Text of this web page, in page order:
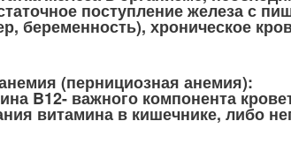
поступление железа с
беременность), хроническое
(пернициозная анемия):
B12- важного компонента
витамина в кишечнике, либо